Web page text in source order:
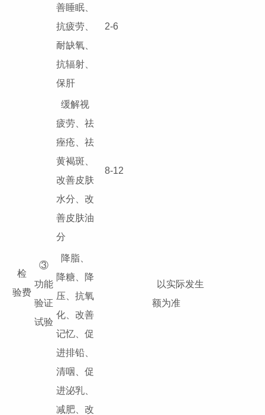
检
验费
③
功能
验证
试验
善睡眠、
抗疲劳、
耐缺氧、
抗辐射、
保肝
2-6
以实际发生
额为准
缓解视
疲劳、祛
痤疮、祛
黄褐斑、
改善皮肤
水分、改
善皮肤油
分
8-12
降脂、
降糖、降
压、抗氧
化、改善
记忆、促
进排铅、
清咽、促
进泌乳、
减肥、改